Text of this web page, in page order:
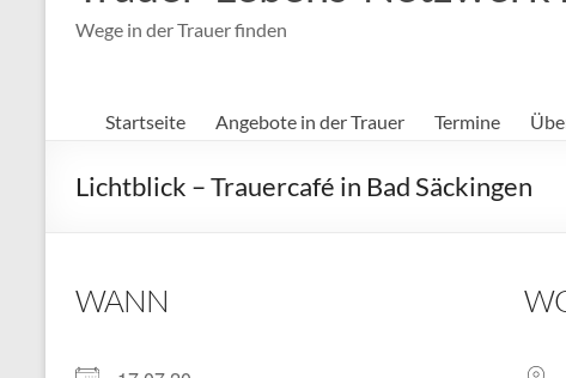
Wege in der Trauer finden
Startseite Angebote in der Trauer Termine
Lichtblick – Trauercafé in Bad Säckingen
WANN